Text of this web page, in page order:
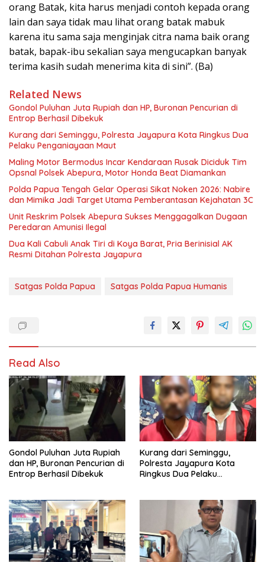
orang Batak, kita harus menjadi contoh kepada orang
lain dan saya tidak mau lihat orang batak mabuk
karena itu sama saja menginjak citra nama baik orang
batak, bapak-ibu sekalian saya mengucapkan banyak
terima kasih sudah menerima kita di sini”. (Ba)
Related News
Gondol Puluhan Juta Rupiah dan HP, Buronan Pencurian di
Entrop Berhasil Dibekuk
Kurang dari Seminggu, Polresta Jayapura Kota Ringkus Dua
Pelaku Penganiayaan Maut
Maling Motor Bermodus Incar Kendaraan Rusak Diciduk Tim
Opsnal Polsek Abepura, Motor Honda Beat Diamankan
Polda Papua Tengah Gelar Operasi Sikat Noken 2026: Nabire
dan Mimika Jadi Target Utama Pemberantasan Kejahatan 3C
Unit Reskrim Polsek Abepura Sukses Menggagalkan Dugaan
Peredaran Amunisi Ilegal
Dua Kali Cabuli Anak Tiri di Koya Barat, Pria Berinisial AK
Resmi Ditahan Polresta Jayapura
Satgas Polda Papua Satgas Polda Papua Humanis
Read Also
Gondol Puluhan Juta Rupiah
dan HP, Buronan Pencurian di
Entrop Berhasil Dibekuk
Kurang dari Seminggu,
Polresta Jayapura Kota
Ringkus Dua Pelaku